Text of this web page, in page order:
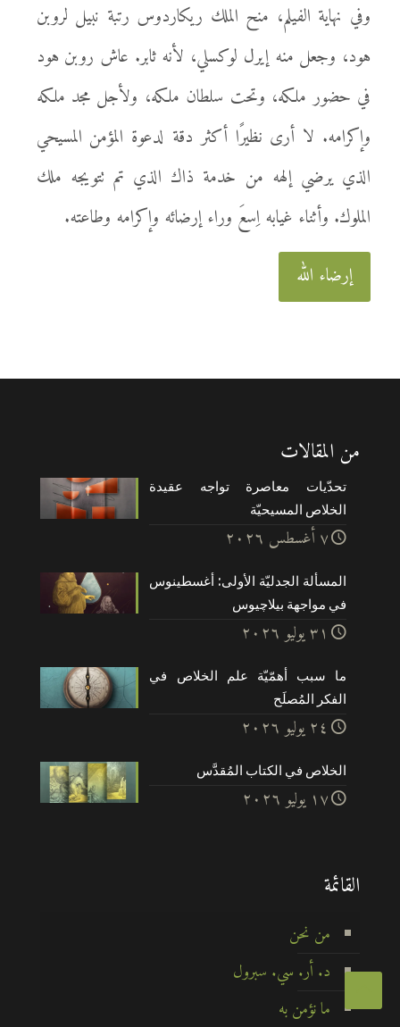
وفي نهاية الفيلم، منح الملك ريكاردوس رتبة نبيل لروبن
هود، وجعل منه إيرل لوكسلي، لأنه ثابر. عاش روبن هود
في حضور ملكه، وتحت سلطان ملكه، ولأجل مجد ملكه
وإكرامه. لا أرى نظيرًا أكثر دقة لدعوة المؤمن المسيحي
الذي يرضي إلهه من خدمة ذاك الذي تم تتويجه ملك
الملوك. وأثناء غيابه اِسعَ وراء إرضائه وإكرامه وطاعته.
إرضاء الله
من المقالات
تحدّيات معاصرة تواجه عقيدة
الخلاص المسيحيّة
۷ أغسطس ۲۰۲٦
المسألة الجدليّة الأولى: أغسطينوس
في مواجهة بيلاچيوس
۳۱ يوليو ۲۰۲٦
ما سبب أهمّيّة علم الخلاص في
الفكر المُصلَح
۲٤ يوليو ۲۰۲٦
الخلاص في الكتاب المُقدَّس
۱۷ يوليو ۲۰۲٦
القائمة
من نحن
د. أر. سي. سبرول
ما نؤمن به